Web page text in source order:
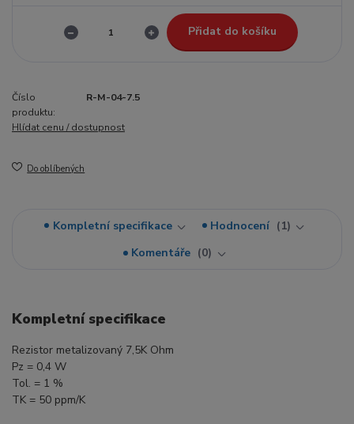
Přidat do košíku
Číslo
produktu:
R-M-04-7.5
Hlídat cenu / dostupnost
Do oblíbených
Kompletní specifikace Hodnocení
1
Komentáře
0
Kompletní specifikace
Rezistor metalizovaný 7,5K Ohm
Pz = 0,4 W
Tol. = 1 %
TK = 50 ppm/K